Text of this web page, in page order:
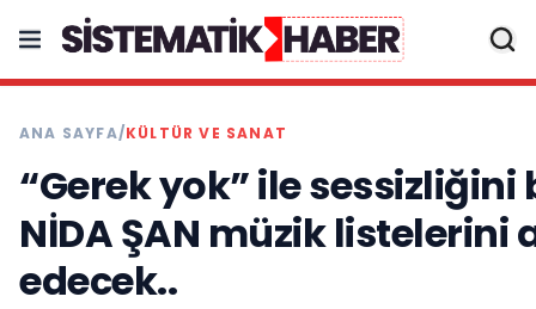
ANA SAYFA/KÜLTÜR VE SANAT
“Gerek yok” ile sessizliğini
NİDA ŞAN müzik listelerini
edecek..